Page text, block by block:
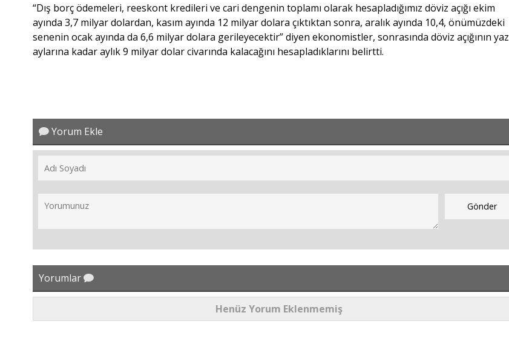
“Dış borç ödemeleri, reeskont kredileri ve cari dengenin toplamı olarak hesapladığımız döviz açığı ekim
ayında 3,7 milyar dolardan, kasım ayında 12 milyar dolara çıktıktan sonra, aralık ayında 10,4, önümüzdeki
senenin ocak ayında da 6,6 milyar dolara gerileyecektir” diyen ekonomistler, sonrasında döviz açığının yaz
aylarına kadar aylık 9 milyar dolar civarında kalacağını hesapladıklarını belirtti.
Yorum Ekle
Yorumlar
Henüz Yorum Eklenmemiş